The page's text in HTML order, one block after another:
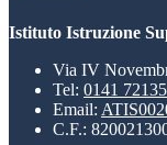
Istituto Istruzione
Via IV
Tel: 0141
Email:
C.F.: